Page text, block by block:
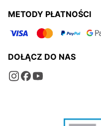
METODY PŁATNOŚCI
DOŁĄCZ DO NAS